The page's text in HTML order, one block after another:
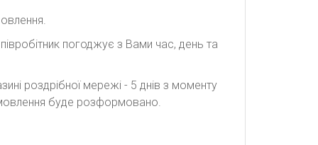
погоджує з Вами час, день та
роздрібної мережі - 5 днів з моменту
буде розформовано.